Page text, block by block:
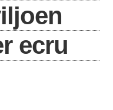
ecru